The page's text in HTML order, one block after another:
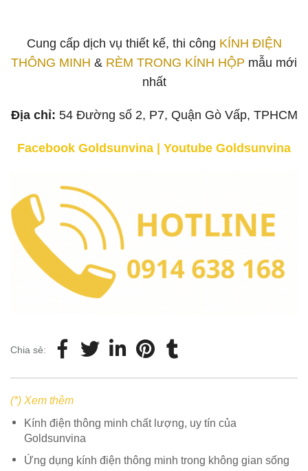
Cung cấp dịch vụ thiết kế, thi công KÍNH ĐIỆN
THÔNG MINH & RÈM TRONG KÍNH HỘP mẫu mới
nhất
Địa chỉ: 54 Đường số 2, P7, Quận Gò Vấp, TPHCM
Facebook Goldsunvina Youtube Goldsunvina
Chia sẻ:
(*) Xem thêm
Kính điện thông minh chất lượng, uy tín của
Goldsunvina
Ứng dụng kính điện thông minh trong không gian sống